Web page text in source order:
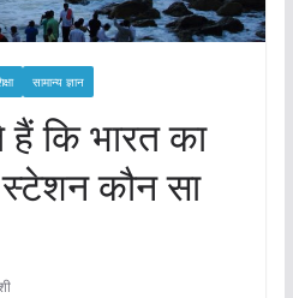
सामान्य ज्ञान
कि भारत का
कौन सा